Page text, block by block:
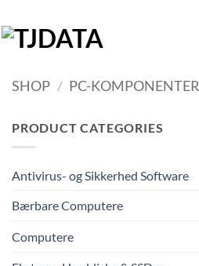
til
indhold
SHOP / PC-KOMPONENTER
PRODUCT CATEGORIES
Antivirus- og Sikkerhed Software
Bærbare Computere
Computere